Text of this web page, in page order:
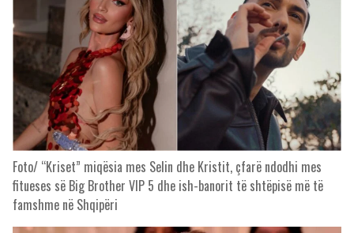
Foto/ “Kriset” miqësia mes Selin dhe Kristit, çfarë ndodhi mes
fitueses së Big Brother VIP 5 dhe ish-banorit të shtëpisë më të
famshme në Shqipëri